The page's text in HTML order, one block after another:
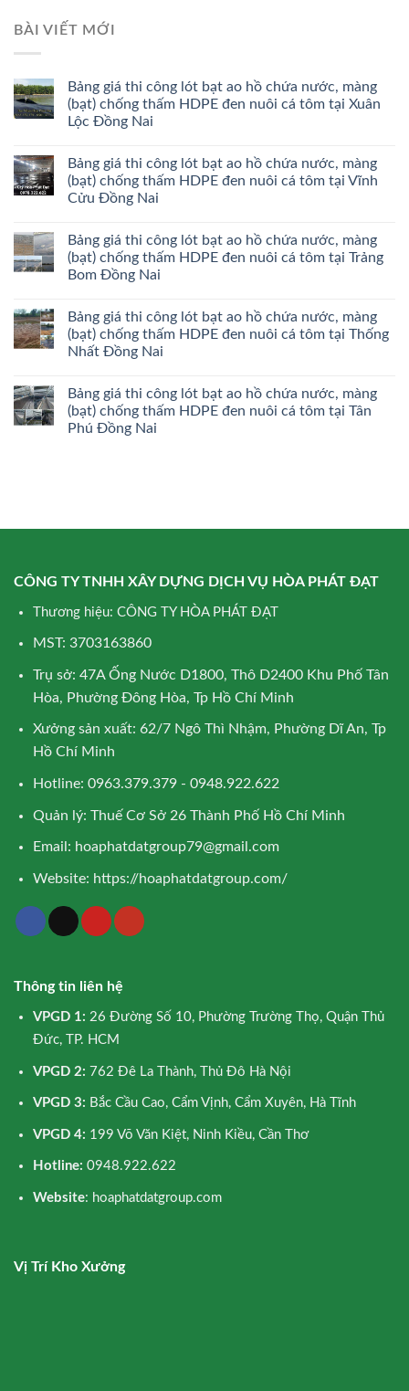
BÀI VIẾT MỚI
Bảng giá thi công lót bạt ao hồ chứa nước, màng
(bạt) chống thấm HDPE đen nuôi cá tôm tại Xuân
Lộc Đồng Nai
Bảng giá thi công lót bạt ao hồ chứa nước, màng
(bạt) chống thấm HDPE đen nuôi cá tôm tại Vĩnh
Cửu Đồng Nai
Bảng giá thi công lót bạt ao hồ chứa nước, màng
(bạt) chống thấm HDPE đen nuôi cá tôm tại Trảng
Bom Đồng Nai
Bảng giá thi công lót bạt ao hồ chứa nước, màng
(bạt) chống thấm HDPE đen nuôi cá tôm tại Thống
Nhất Đồng Nai
Bảng giá thi công lót bạt ao hồ chứa nước, màng
(bạt) chống thấm HDPE đen nuôi cá tôm tại Tân
Phú Đồng Nai
CÔNG TY TNHH XÂY DỰNG DỊCH VỤ HÒA PHÁT ĐẠT
Thương hiệu: CÔNG TY HÒA PHÁT ĐẠT
MST: 3703163860
Trụ sở: 47A Ống Nước D1800, Thô D2400 Khu Phố Tân
Hòa, Phường Đông Hòa, Tp Hồ Chí Minh
Xưởng sản xuất: 62/7 Ngô Thì Nhậm, Phường Dĩ An, Tp
Hồ Chí Minh
Hotline: 0963.379.379 - 0948.922.622
Quản lý: Thuế Cơ Sở 26 Thành Phố Hồ Chí Minh
Email: hoaphatdatgroup79@gmail.com
Website: https://hoaphatdatgroup.com/
Thông tin liên hệ
VPGD 1: 26 Đường Số 10, Phường Trường Thọ, Quận Thủ
Đức, TP. HCM
VPGD 2: 762 Đê La Thành, Thủ Đô Hà Nội
VPGD 3: Bắc Cầu Cao, Cẩm Vịnh, Cẩm Xuyên, Hà Tĩnh
VPGD 4: 199 Võ Văn Kiệt, Ninh Kiều, Cần Thơ
Hotline: 0948.922.622
Website: hoaphatdatgroup.com
Vị Trí Kho Xưởng